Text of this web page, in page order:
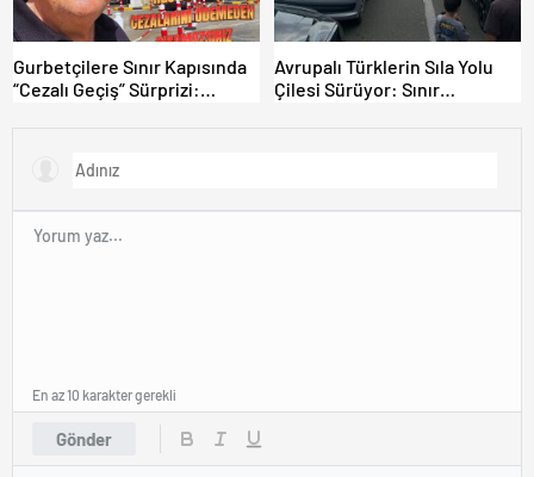
Gurbetçilere Sınır Kapısında
“Cezalı Geçiş” Sürprizi:
Avrupalı Türklerin Sıla Yolu
Çilesi Sürüyor: Sınır
Gönder
En az 10 karakter gerekli